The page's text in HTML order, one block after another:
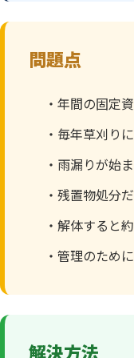
問題点
・年間の固定
・毎年草刈り
・雨漏りが始
・残置物処分
・解体すると
・管理のため
解決方法